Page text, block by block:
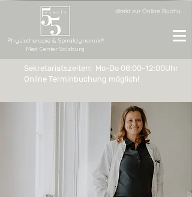
direkt zur Online Buchung
Physiotherapie & Spiraldynamik®
Med Center Salzburg
Sekretariatszeiten: Mo-Do 08:00-12:00Uhr
Online Terminbuchung möglich!